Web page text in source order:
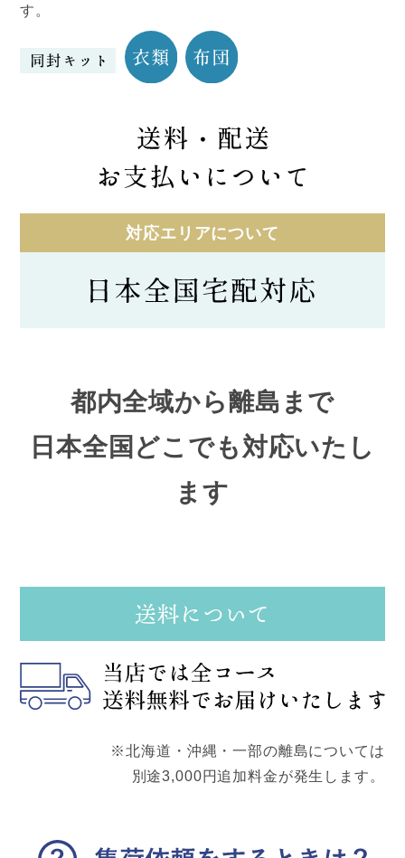
す。
対応エリアについて
都内全域から離島まで
日本全国どこでも対応いたし
ます
送料について
※北海道・沖縄・一部の離島については
別途3,000円追加料金が発生します。